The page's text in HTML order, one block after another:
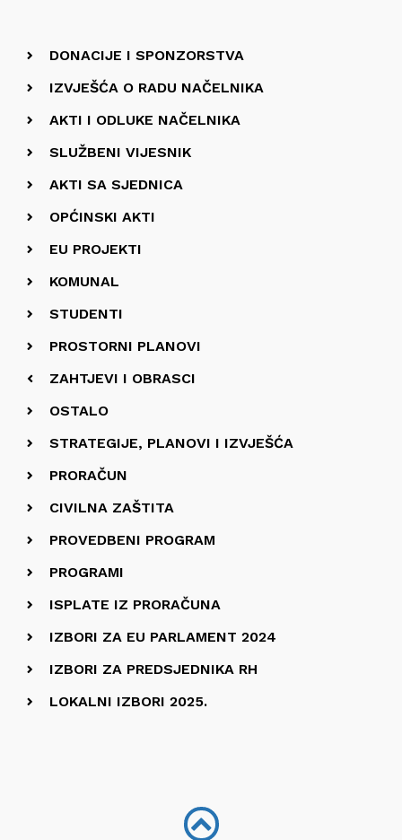
DONACIJE I SPONZORSTVA
IZVJEŠĆA O RADU NAČELNIKA
AKTI I ODLUKE NAČELNIKA
SLUŽBENI VIJESNIK
AKTI SA SJEDNICA
OPĆINSKI AKTI
EU PROJEKTI
KOMUNAL
STUDENTI
PROSTORNI PLANOVI
ZAHTJEVI I OBRASCI
OSTALO
STRATEGIJE, PLANOVI I IZVJEŠĆA
PRORAČUN
CIVILNA ZAŠTITA
PROVEDBENI PROGRAM
PROGRAMI
ISPLATE IZ PRORAČUNA
IZBORI ZA EU PARLAMENT 2024
IZBORI ZA PREDSJEDNIKA RH
LOKALNI IZBORI 2025.